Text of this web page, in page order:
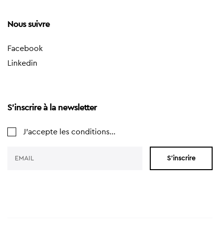
Nous suivre
Facebook
Linkedin
S'inscrire à la newsletter
J'accepte les conditions...
S'inscrire